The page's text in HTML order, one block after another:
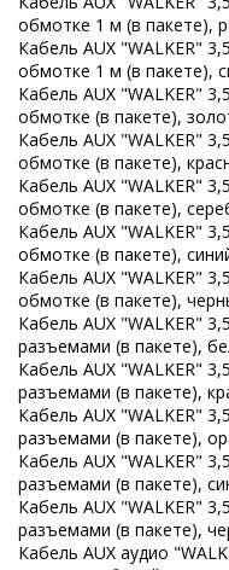
обмотке 1 м (в пакете),
Кабель AUX "WALKER"
обмотке 1 м (в пакете),
Кабель AUX "WALKER"
обмотке (в пакете),
Кабель AUX "WALKER"
обмотке (в пакете),
Кабель AUX "WALKER"
обмотке (в пакете),
Кабель AUX "WALKER"
обмотке (в пакете),
Кабель AUX "WALKER"
обмотке (в пакете),
Кабель AUX "WALKER"
разъемами (в пакете),
Кабель AUX "WALKER"
разъемами (в пакете),
Кабель AUX "WALKER"
разъемами (в пакете),
Кабель AUX "WALKER"
разъемами (в пакете),
Кабель AUX "WALKER"
разъемами (в пакете),
Кабель AUX аудио